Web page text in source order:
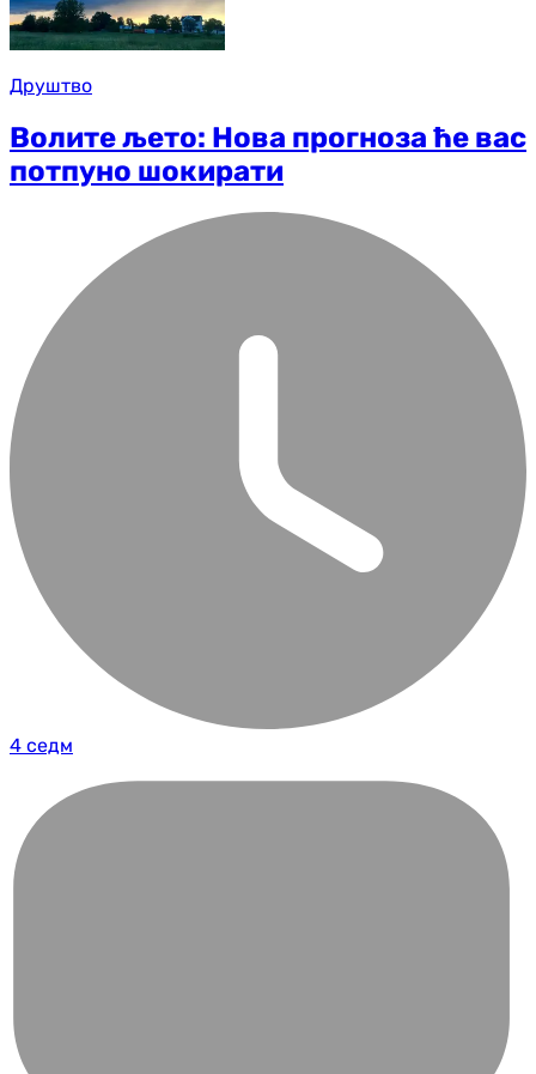
Друштво
Волите љето: Нова прогноза ће вас
потпуно шокирати
4 седм